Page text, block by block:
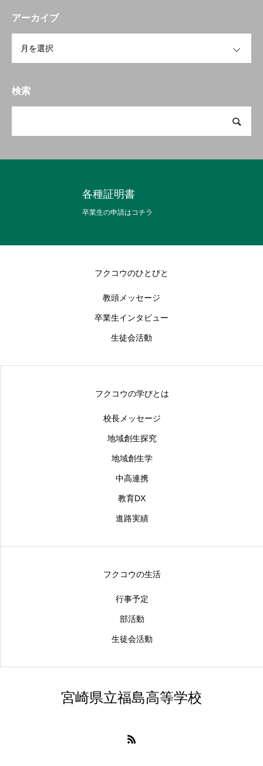
アーカイブ
検索
各種証明書
卒業生の申請はコチラ
フクコウのひとびと
教頭メッセージ
卒業生インタビュー
生徒会活動
フクコウの学びとは
校長メッセージ
地域創生探究
地域創生学
中高連携
教育DX
進路実績
フクコウの生活
行事予定
部活動
生徒会活動
宮崎県立福島高等学校